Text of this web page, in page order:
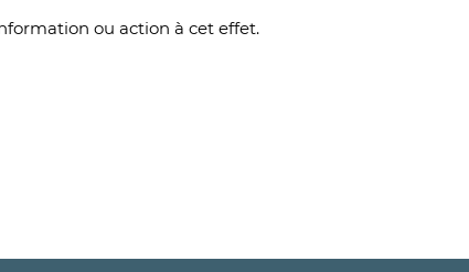
ou action à cet effet.